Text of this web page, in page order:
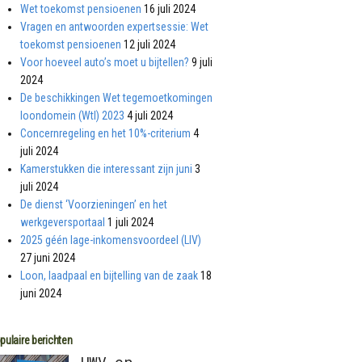
Wet toekomst pensioenen 16 juli 2024
Vragen en antwoorden expertsessie: Wet
toekomst pensioenen 12 juli 2024
Voor hoeveel auto’s moet u bijtellen? 9 juli
2024
De beschikkingen Wet tegemoetkomingen
loondomein (Wtl) 2023 4 juli 2024
Concernregeling en het 10%-criterium 4
juli 2024
Kamerstukken die interessant zijn juni 3
juli 2024
De dienst ‘Voorzieningen’ en het
werkgeversportaal 1 juli 2024
2025 géén lage-inkomensvoordeel (LIV)
27 juni 2024
Loon, laadpaal en bijtelling van de zaak 18
juni 2024
berichten